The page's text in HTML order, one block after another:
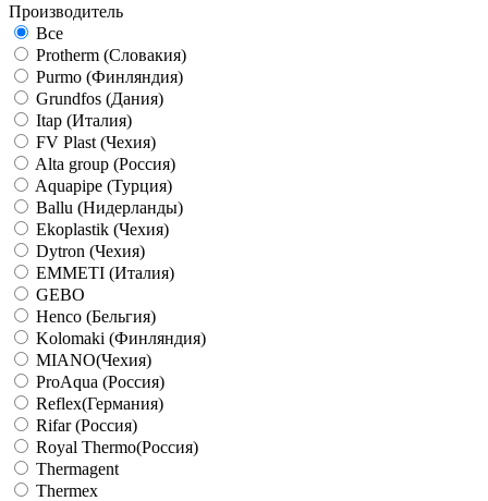
Производитель
Все
Protherm (Словакия)
Purmo (Финляндия)
Grundfos (Дания)
Itap (Италия)
FV Plast (Чехия)
Alta group (Россия)
Aquapipe (Турция)
Ballu (Нидерланды)
Ekoplastik (Чехия)
Dytron (Чехия)
EMMETI (Италия)
GEBO
Henco (Бельгия)
Kolomaki (Финляндия)
MIANO(Чехия)
ProAqua (Россия)
Reflex(Германия)
Rifar (Россия)
Royal Thermo(Россия)
Thermagent
Thermex